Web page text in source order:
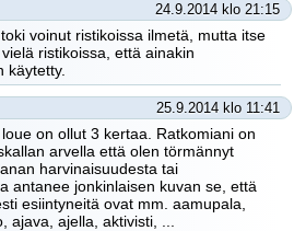
24.9.2014 klo 21:15
voinut ristikoissa ilmetä, mutta itse
ristikoissa, että ainakin
käytetty.
25.9.2014 klo 11:41
on ollut 3 kertaa. Ratkomiani on
arvella että olen törmännyt
harvinaisuudesta tai
antanee jonkinlaisen kuvan se, että
esiintyneitä ovat mm. aamupala,
ajava, ajella, aktivisti, ...